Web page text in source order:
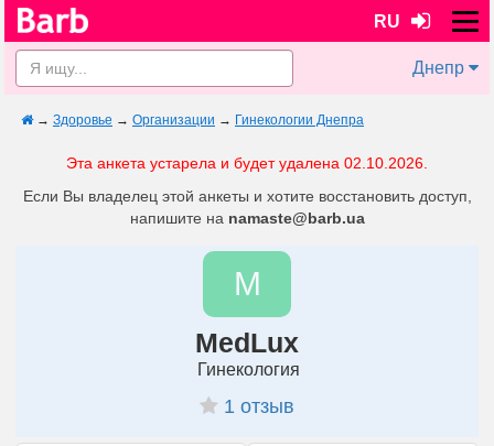
RU
Днепр
→ Здоровье → Организации → Гинекологии Днепра
Эта анкета устарела и будет удалена 02.10.2026.
Если Вы владелец этой анкеты и хотите восстановить доступ,
напишите на namaste@barb.ua
M
MedLux
Гинекология
1 отзыв